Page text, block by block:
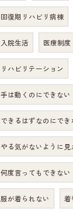
回復期リハビリ病棟
入院生活 医療制度
リハビリテーション
手は動くのにできない
できるはずなのにでき
やる気がないように見
何度言ってもできない
服が着られない 着